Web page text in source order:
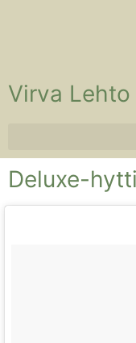
Virva Lehto
Deluxe-